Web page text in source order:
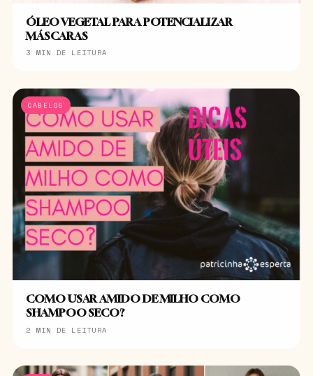
ÓLEO VEGETAL PARA POTENCIALIZAR
MÁSCARAS
3 MIN DE LEITURA
CABELOS
COMO USAR AMIDO DE MILHO COMO
SHAMPOO SECO?
2 MIN DE LEITURA